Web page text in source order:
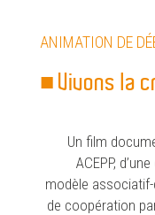
ANIMATION DE
■ Vivons la
Un film
ACEPP,
modèle
de coopération